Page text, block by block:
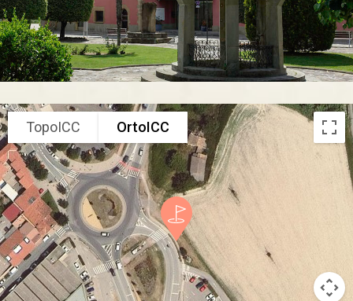
TopoICC OrtoICC